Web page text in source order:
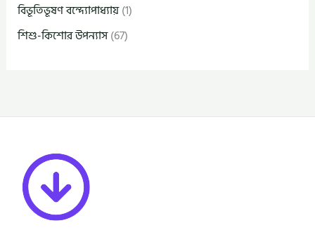
বিভূতিভূষণ বন্দ্যোপাধ্যায়(1)
শিশু-কিশোর উপন্যাস(67)